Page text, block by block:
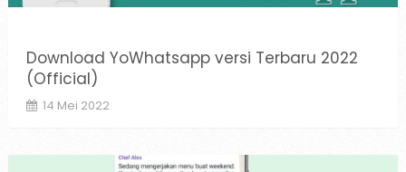
Download YoWhatsapp versi Terbaru 2022
(Official)
14 Mei 2022